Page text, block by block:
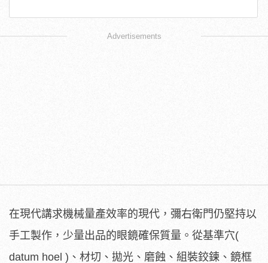
Advertisements
在現代講求機械量產效率的現代，彌右衛門仍堅持以
手工製作，少量出品的眼鏡確保質量。從基準穴(
datum hoel )、材切、拋光、磨蝕、組裝鉸鍊、鏡框